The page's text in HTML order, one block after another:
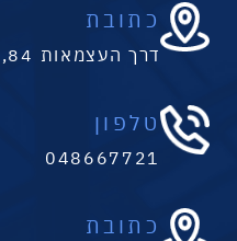
כתובת
דרך העצמאות 84, חיפה (ראשי)
טלפון
048667721
כתובת